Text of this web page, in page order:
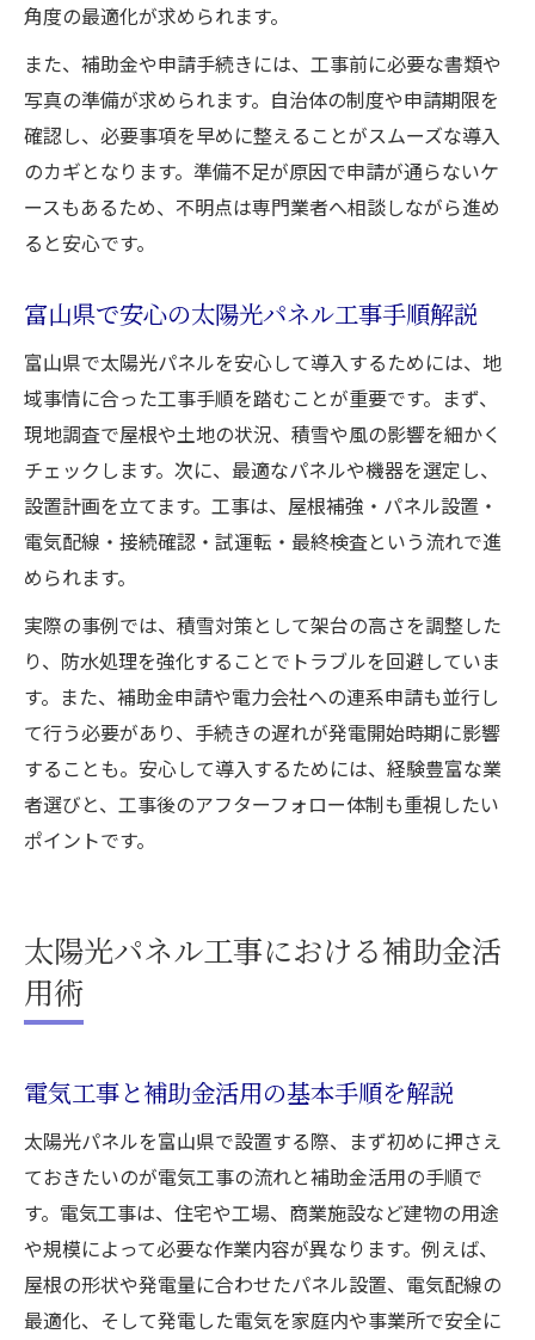
角度の最適化が求められます。
また、補助金や申請手続きには、工事前に必要な書類や
写真の準備が求められます。自治体の制度や申請期限を
確認し、必要事項を早めに整えることがスムーズな導入
のカギとなります。準備不足が原因で申請が通らないケ
ースもあるため、不明点は専門業者へ相談しながら進め
ると安心です。
富山県で安心の太陽光パネル工事手順解説
富山県で太陽光パネルを安心して導入するためには、地
域事情に合った工事手順を踏むことが重要です。まず、
現地調査で屋根や土地の状況、積雪や風の影響を細かく
チェックします。次に、最適なパネルや機器を選定し、
設置計画を立てます。工事は、屋根補強・パネル設置・
電気配線・接続確認・試運転・最終検査という流れで進
められます。
実際の事例では、積雪対策として架台の高さを調整した
り、防水処理を強化することでトラブルを回避していま
す。また、補助金申請や電力会社への連系申請も並行し
て行う必要があり、手続きの遅れが発電開始時期に影響
することも。安心して導入するためには、経験豊富な業
者選びと、工事後のアフターフォロー体制も重視したい
ポイントです。
太陽光パネル工事における補助金活
用術
電気工事と補助金活用の基本手順を解説
太陽光パネルを富山県で設置する際、まず初めに押さえ
ておきたいのが電気工事の流れと補助金活用の手順で
す。電気工事は、住宅や工場、商業施設など建物の用途
や規模によって必要な作業内容が異なります。例えば、
屋根の形状や発電量に合わせたパネル設置、電気配線の
最適化、そして発電した電気を家庭内や事業所で安全に